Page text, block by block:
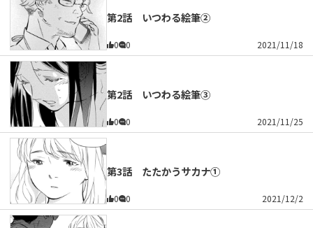
第2話 いつわる絵筆②
0 0 2021/11/18
第2話 いつわる絵筆③
0 0 2021/11/25
第3話 たたかうサカナ①
0 0 2021/12/2